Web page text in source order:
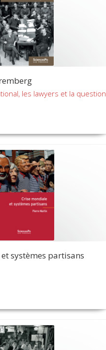
les lawyers et la question
systèmes partisans